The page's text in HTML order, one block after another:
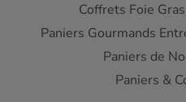
Coffrets Foie
Paniers Gourmands
Paniers de
Paniers &